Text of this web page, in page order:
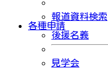
報道資料検索
各種申請
後援名義
見学会